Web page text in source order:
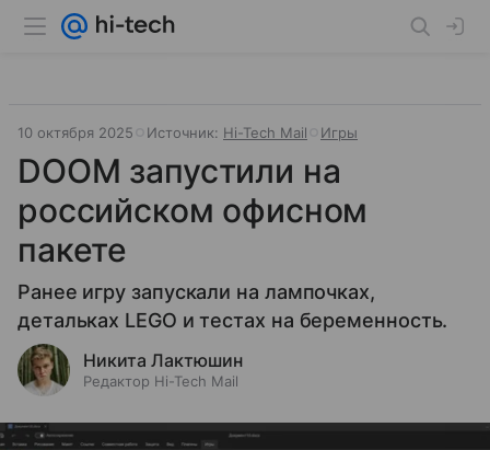
10 октября 2025 Источник: Hi-Tech Mail Игры
DOOM запустили на
российском офисном
пакете
Ранее игру запускали на лампочках,
детальках LEGO и тестах на беременность.
Никита Лактюшин
Редактор Hi-Tech Mail